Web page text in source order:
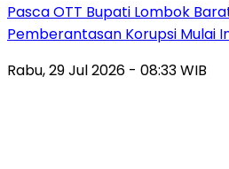
Pasca OTT Bupati Lombok
Pemberantasan Korupsi Mulai
Rabu, 29 Jul 2026 - 08:33 WIB